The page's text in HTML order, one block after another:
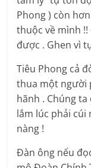
Phong ) còn
thuộc về mình
được . Ghen vì
Tiêu Phong cả
thua một người
hãnh . Chúng
lắm lúc phải
nàng !
Đàn ông nếu